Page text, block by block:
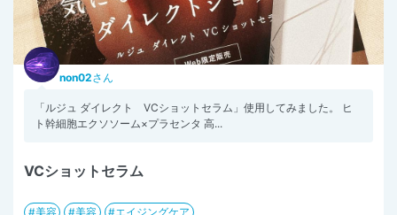
non02さん
「ルジュ ダイレクト VCショットセラム」使用してみました。 ヒ
ト幹細胞エクソソーム×プラセンタ 高...
VCショットセラム
美容 美容 エイジングケア